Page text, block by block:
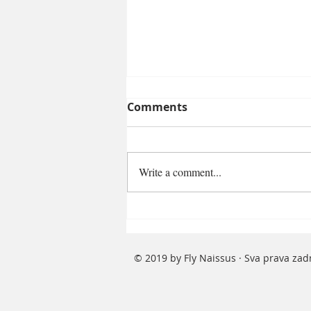
urušavanje Aerodroma
Comments
Write a comment...
© 2019 by Fly Naissus · Sva prava